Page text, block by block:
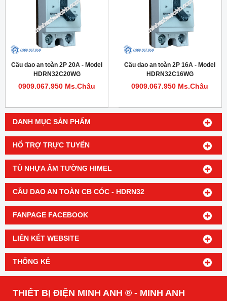
DANH MỤC SẢN PHẨM
HỔ TRỢ TRỰC TUYẾN
TỦ NHỰA ÂM TƯỜNG HIMEL
CẦU DAO AN TOÀN CB CÓC - HDRN32
FANPAGE FACEBOOK
LIÊN KẾT WEBSITE
THỐNG KÊ
Cầu dao an toàn 2P 20A - Model
HDRN32C20WG
0909.067.950 Ms.Châu
Cầu dao an toàn 2P 16A - Model
HDRN32C16WG
0909.067.950 Ms.Châu
THIẾT BỊ ĐIỆN MINH ANH ® - MINH ANH